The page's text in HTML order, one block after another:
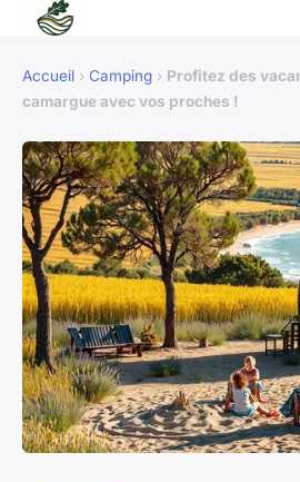
Accueil › Camping › Profitez des
camargue avec vos proches !